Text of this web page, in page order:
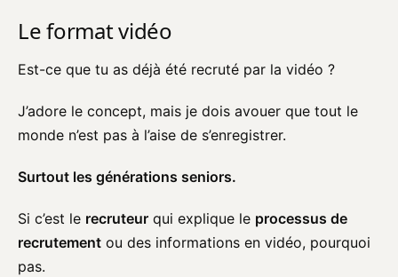
Le format vidéo
Est-ce que tu as déjà été recruté par la vidéo ?
J’adore le concept, mais je dois avouer que tout le
monde n’est pas à l’aise de s’enregistrer.
Surtout les générations seniors.
Si c’est le recruteur qui explique le processus de
recrutement ou des informations en vidéo, pourquoi
pas.